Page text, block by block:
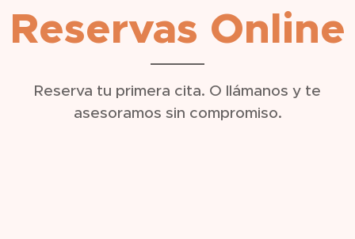
Reservas Online
Reserva tu primera cita. O llámanos y te
asesoramos sin compromiso.